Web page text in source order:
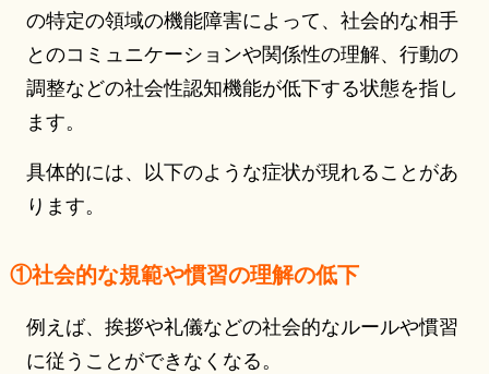
の特定の領域の機能障害によって、社会的な相手
とのコミュニケーションや関係性の理解、行動の
調整などの社会性認知機能が低下する状態を指し
ます。
具体的には、以下のような症状が現れることがあ
ります。
①社会的な規範や慣習の理解の低下
例えば、挨拶や礼儀などの社会的なルールや慣習
に従うことができなくなる。